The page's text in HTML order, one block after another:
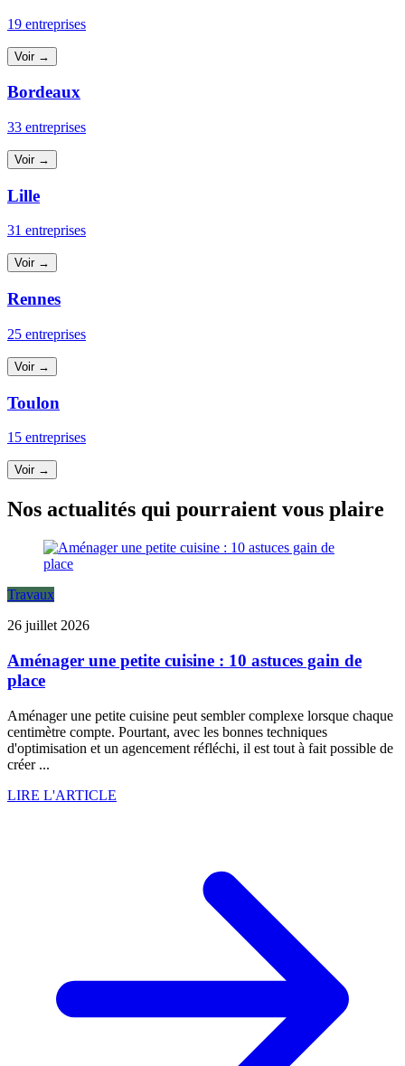
19 entreprises
Voir →
Bordeaux
33 entreprises
Voir →
Lille
31 entreprises
Voir →
Rennes
25 entreprises
Voir →
Toulon
15 entreprises
Voir →
Nos actualités qui pourraient vous plaire
Travaux
26 juillet 2026
Aménager une petite cuisine : 10 astuces gain de
place
Aménager une petite cuisine peut sembler complexe lorsque chaque
centimètre compte. Pourtant, avec les bonnes techniques
d'optimisation et un agencement réfléchi, il est tout à fait possible de
créer ...
LIRE L'ARTICLE